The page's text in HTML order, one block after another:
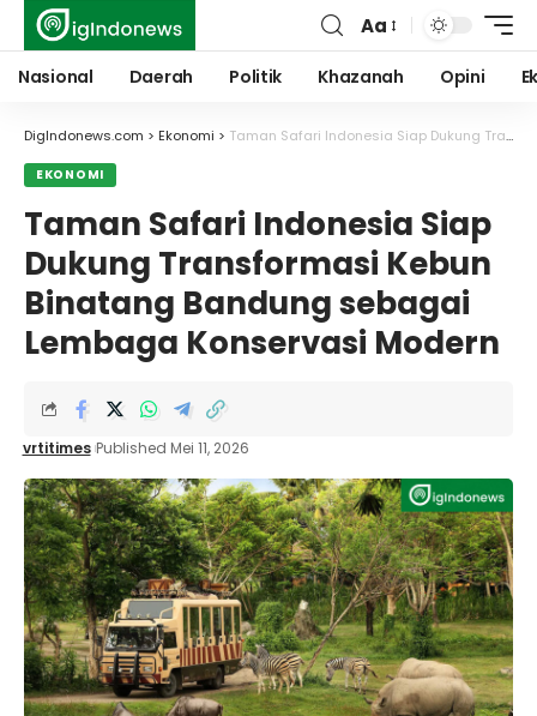
Font
Resizer
Aa
Nasional Daerah Politik Khazanah Opini
DigIndonews.com > Ekonomi > Taman Safari Indonesia Siap Dukung Transformasi Kebun Binatang Bandung sebagai Lembaga Konservasi Modern
EKONOMI
Taman Safari Indonesia Siap
Dukung Transformasi Kebun
Binatang Bandung sebagai
Lembaga Konservasi Modern
vrtitimes Published Mei 11, 2026